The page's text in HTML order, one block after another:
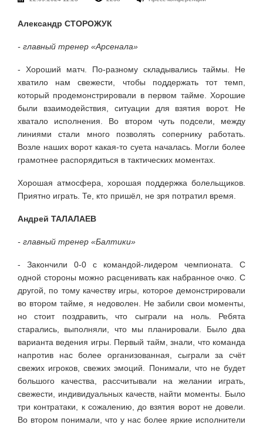
Александр СТОРОЖУК
- главный тренер «Арсенала»
- Хороший матч. По-разному складывались таймы. Не
хватило нам свежести, чтобы поддержать тот темп,
который продемонстрировали в первом тайме. Хорошие
были взаимодействия, ситуации для взятия ворот. Не
хватало исполнения. Во втором чуть подсели, между
линиями стали много позволять сопернику работать.
Возле наших ворот какая-то суета началась. Могли более
грамотнее распорядиться в тактических моментах.
Хорошая атмосфера, хорошая поддержка болельщиков.
Приятно играть. Те, кто пришёл, не зря потратил время.
Андрей ТАЛАЛАЕВ
- главный тренер «Балтики»
- Закончили 0-0 с командой-лидером чемпионата. С
одной стороны можно расценивать как набранное очко. С
другой, по тому качеству игры, которое демонстрировали
во втором тайме, я недоволен. Не забили свои моменты,
но стоит поздравить, что сыграли на ноль. Ребята
старались, выполняли, что мы планировали. Было два
варианта ведения игры. Первый тайм, знали, что команда
напротив нас более организованная, сыграли за счёт
свежих игроков, свежих эмоций. Понимали, что не будет
большого качества, рассчитывали на желании играть,
свежести, индивидуальных качеств, найти моменты. Было
три контратаки, к сожалению, до взятия ворот не довели.
Во втором понимали, что у нас более яркие исполнители